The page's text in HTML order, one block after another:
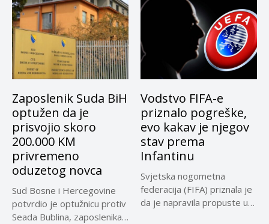
Zaposlenik Suda BiH
optužen da je
prisvojio skoro
200.000 KM
privremeno
oduzetog novca
Sud Bosne i Hercegovine
potvrdio je optužnicu protiv
Seada Bublina, zaposlenika
Vodstvo FIFA-e
priznalo pogreške,
evo kakav je njegov
stav prema
Infantinu
Svjetska nogometna
federacija (FIFA) priznala je
da je napravila propuste u